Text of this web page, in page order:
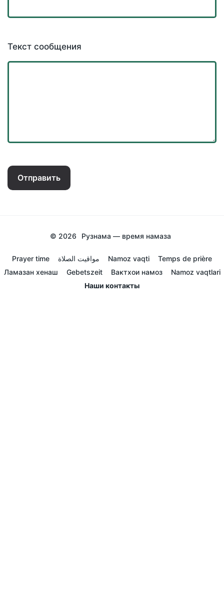
Текст сообщения
Отправить
© 2026 Рузнама — время намаза
Prayer time مواقيت الصلاة Namoz vaqti
Temps de prière
Ламазан хенаш
Gebetszeit Вактхои намоз
Namoz vaqtlari
Наши контакты